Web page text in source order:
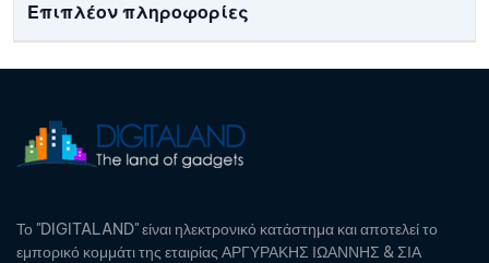
Επιπλέον πληροφορίες
Το "DIGITALAND" είναι ηλεκτρονικό κατάστημα και αποτελεί το
εμπορικό κομμάτι της εταιρίας ΑΡΓΥΡΑΚΗΣ ΙΩΑΝΝΗΣ & ΣΙΑ